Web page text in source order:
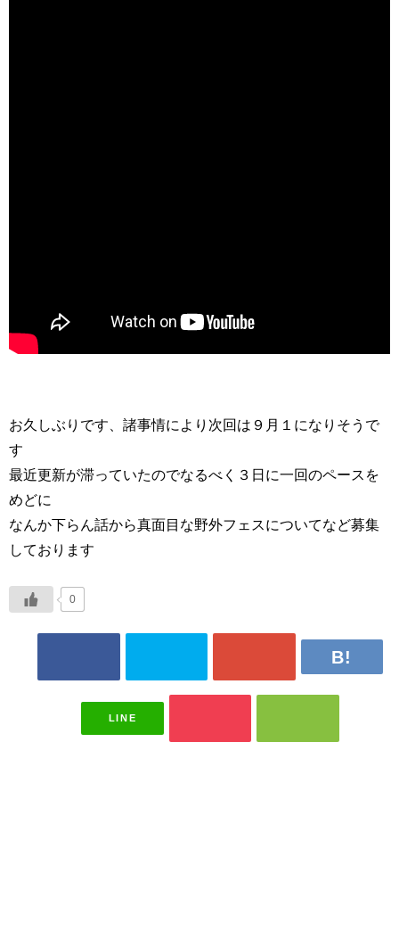
お久しぶりです、諸事情により次回は９月１になりそうで
す
最近更新が滞っていたのでなるべく３日に一回のペースを
めどに
なんか下らん話から真面目な野外フェスについてなど募集
しております
0
LINE